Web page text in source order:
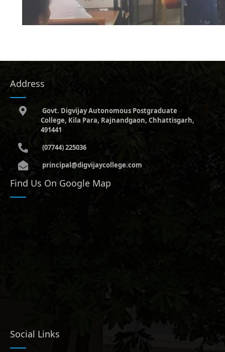
Address
Govt. Digvijay Autonomous Postgraduate
College, Kila Para, Rajnandgaon, Chhattisgarh,
491441
(07744) 225036
principal@digvijaycollege.com
Find Us On Google Map
Social Links